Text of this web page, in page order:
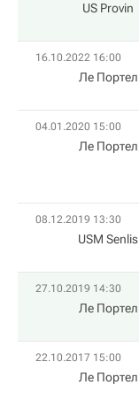
US Provin
16.10.2022 16:00
Ле Портел
04.01.2020 15:00
Ле Портел
08.12.2019 13:30
USM Senlis
27.10.2019 14:30
Ле Портел
22.10.2017 15:00
Ле Портел